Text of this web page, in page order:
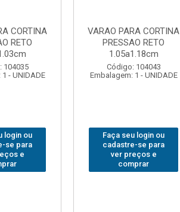
CORTINA
RETO
104051
- UNIDADE
login ou
se para
e
VARAO PARA CORTINA
PRESSAO RETO
1.35a1.48cm
Código: 104060
Embalagem: 1 - UNIDADE
Faça seu login ou
cadastre-se para
ver preços e
comprar